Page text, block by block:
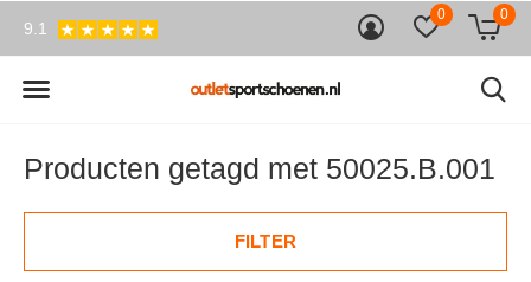
0 0
9.1
Producten getagd met 50025.B.001
FILTER